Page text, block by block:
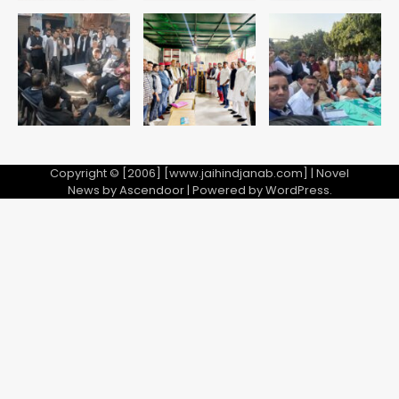
5
Baramati Airport Plane Crash:
रनवे पर ट्रेनी विमान क्रैश, जांच शुरू
Avinash Kumar
Copyright © [2006] [www.jaihindjanab.com] | Novel
News byAscendoor| Powered byWordPress.